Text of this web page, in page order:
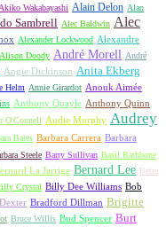
Akiko Wakabayashi Alain Delon Alan
Sambrell Alec Baldwin Alec
Alexander Lockwood Alexandre
Alison Doody André Morell André
Angie Dickinson Anita Ekberg
Helm Annie Girardot Anouk Aimée
Anthony Quayle Anthony Quinn
O'Connell Audie Murphy Audrey
Bates Barbara Carrera Barbara
Steele Barry Sullivan Basil Rathbone
La Jarrige Bernard Lee Bette
Crystal Billy Dee Williams Bob
Bradford Dillman Brigitte
Bruce Willis Bud Spencer Burt